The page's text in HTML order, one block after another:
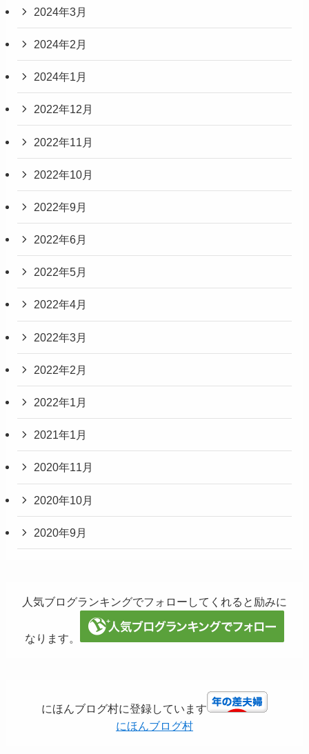
2024年3月
2024年2月
2024年1月
2022年12月
2022年11月
2022年10月
2022年9月
2022年6月
2022年5月
2022年4月
2022年3月
2022年2月
2022年1月
2021年1月
2020年11月
2020年10月
2020年9月
人気ブログランキングでフォローしてくれると励みに
なります。
にほんブログ村に登録しています
にほんブログ村